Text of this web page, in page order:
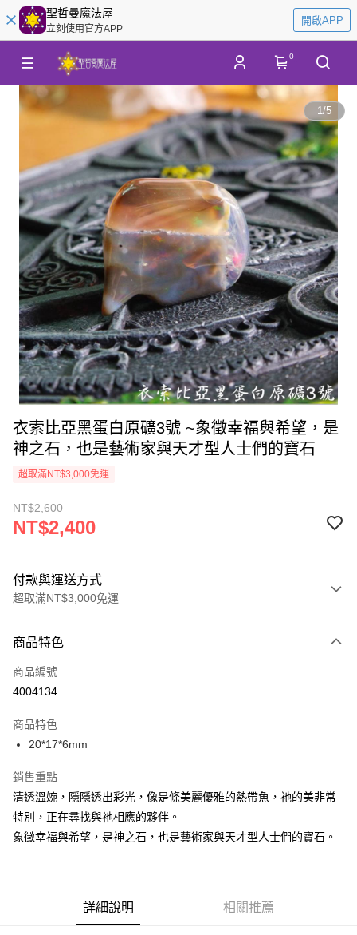
聖哲曼魔法屋
立刻使用官方APP
開啟APP
0
1/5
衣索比亞黑蛋白原礦3號 ~象徵幸福與希望，是
神之石，也是藝術家與天才型人士們的寶石
超取滿NT$3,000免運
NT$2,600
NT$2,400
付款與運送方式
超取滿NT$3,000免運
信用卡一次付款
超商取貨付款
Apple Pay
街口支付
悠遊付
ATM付款
每筆NT$80，滿NT$3,000(含以上)免運費
商品特色
商品編號
4004134
商品特色
20*17*6mm
銷售重點
清透溫婉，隱隱透出彩光，像是條美麗優雅的熱帶魚，祂的美非常
特別，正在尋找與祂相應的夥伴。
象徵幸福與希望，是神之石，也是藝術家與天才型人士們的寶石。
詳細說明 相關推薦